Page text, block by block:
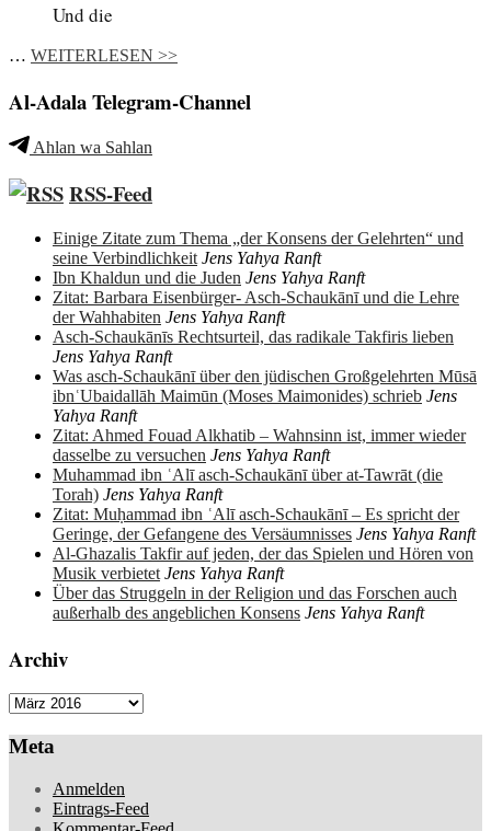
Und die
… WEITERLESEN >>
Al-Adala Telegram-Channel
Ahlan wa Sahlan
RSS-Feed
Einige Zitate zum Thema „der Konsens der Gelehrten“ und
seine Verbindlichkeit Jens Yahya Ranft
Ibn Khaldun und die Juden Jens Yahya Ranft
Zitat: Barbara Eisenbürger- Asch-Schaukānī und die Lehre
der Wahhabiten Jens Yahya Ranft
Asch-Schaukānīs Rechtsurteil, das radikale Takfiris lieben
Jens Yahya Ranft
Was asch-Schaukānī über den jüdischen Großgelehrten Mūsā
ibnʿUbaidallāh Maimūn (Moses Maimonides) schrieb Jens
Yahya Ranft
Zitat: Ahmed Fouad Alkhatib – Wahnsinn ist, immer wieder
dasselbe zu versuchen Jens Yahya Ranft
Muhammad ibn ʿAlī asch-Schaukānī über at-Tawrāt (die
Torah) Jens Yahya Ranft
Zitat: Muḥammad ibn ʿAlī asch-Schaukānī – Es spricht der
Geringe, der Gefangene des Versäumnisses Jens Yahya Ranft
Al-Ghazalis Takfir auf jeden, der das Spielen und Hören von
Musik verbietet Jens Yahya Ranft
Über das Struggeln in der Religion und das Forschen auch
außerhalb des angeblichen Konsens Jens Yahya Ranft
Archiv
Archiv
Meta
Anmelden
Eintrags-Feed